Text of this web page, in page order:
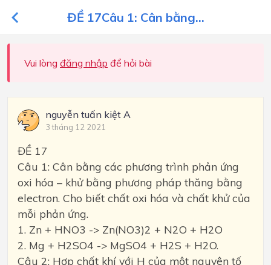
ĐỀ 17Câu 1: Cân bằng...
Vui lòng đăng nhập để hỏi bài
nguyễn tuấn kiệt A
3 tháng 12 2021
ĐỀ 17
Câu 1: Cân bằng các phương trình phản ứng
oxi hóa – khử bằng phương pháp thăng bằng
electron. Cho biết chất oxi hóa và chất khử của
mỗi phản ứng.
1. Zn + HNO3 -> Zn(NO3)2 + N2O + H2O
2. Mg + H2SO4 -> MgSO4 + H2S + H2O.
Câu 2: Hợp chất khí với H của một nguyên tố